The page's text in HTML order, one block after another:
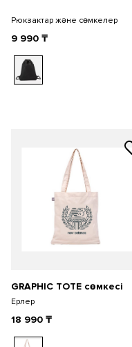
Рюкзактар және сөмкелер
9 990 ₸
GRAPHIC TOTE сөмкесі
Ерлер
18 990 ₸